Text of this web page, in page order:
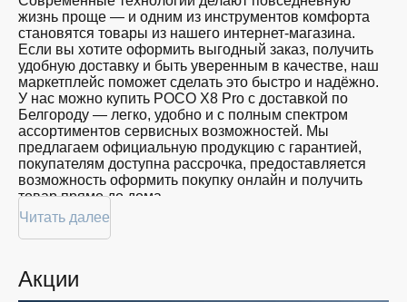
жизнь проще — и одним из инструментов комфорта
становятся товары из нашего интернет-магазина.
Если вы хотите оформить выгодный заказ, получить
удобную доставку и быть уверенным в качестве, наш
маркетплейс поможет сделать это быстро и надёжно.
У нас можно купить POCO X8 Pro с доставкой по
Белгороду — легко, удобно и с полным спектром
ассортиментов сервисных возможностей. Мы
предлагаем официальную продукцию с гарантией,
покупателям доступна рассрочка, предоставляется
возможность оформить покупку онлайн и получить
товар прямо до дома.
Покупателям доступна покупка POCO X8 Pro по
привлекательной цене: мы регулярно обновляем
предоставляем большой выбор продукции. В нашем
магазине в Белгороде вы всегда найдёте нужный
Читать далее
Акции